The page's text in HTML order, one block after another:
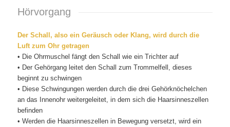
Hörvorgang
Der Schall, also ein Geräusch oder Klang, wird durch die
Luft zum Ohr getragen
• Die Ohrmuschel fängt den Schall wie ein Trichter auf
• Der Gehörgang leitet den Schall zum Trommelfell, dieses
beginnt zu schwingen
• Diese Schwingungen werden durch die drei Gehörknöchelchen
an das Innenohr weitergeleitet, in dem sich die Haarsinneszellen
befinden
• Werden die Haarsinneszellen in Bewegung versetzt, wird ein